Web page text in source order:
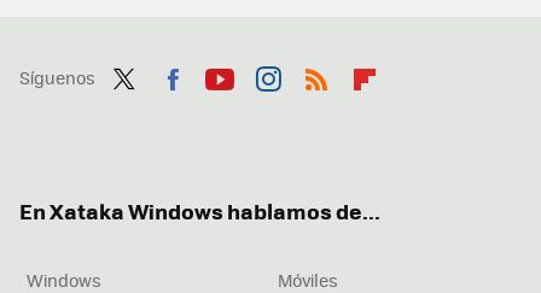
Síguenos
En Xataka Windows hablamos de...
Windows
Móviles